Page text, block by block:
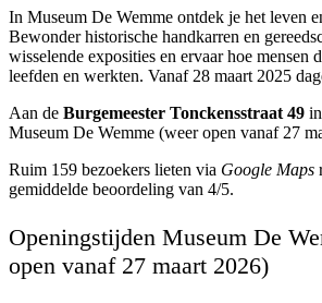
In Museum De Wemme ontdek je het leven
Bewonder historische handkarren en
wisselende exposities en ervaar hoe mensen
leefden en werkten. Vanaf 28 maart 2025
Aan de Burgemeester Tonckensstraat 49 in
Museum De Wemme (weer open vanaf 27
Ruim 159 bezoekers lieten via Google Maps
gemiddelde beoordeling van 4/5.
Openingstijden Museum De
open vanaf 27 maart 2026)